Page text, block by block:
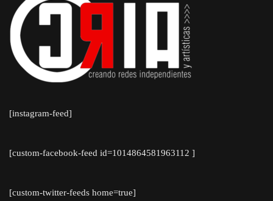
[instagram-feed]
[custom-facebook-feed id=1014864581963112 ]
[custom-twitter-feeds home=true]